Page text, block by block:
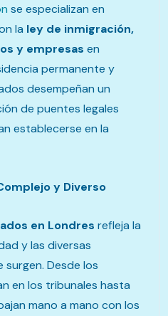
se especializan en
la ley de inmigración,
y empresas en
permanente y
desempeñan un
de puentes legales
establecerse en la
y Diverso
en Londres refleja la
y las diversas
surgen. Desde los
en los tribunales hasta
mano a mano con los